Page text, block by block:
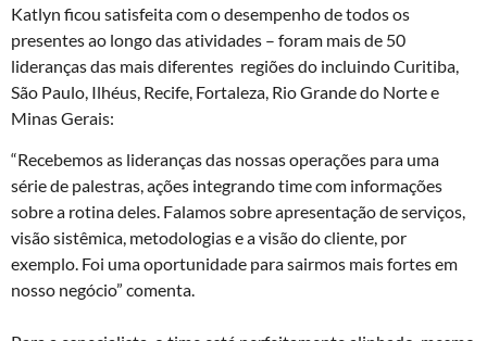
Katlyn ficou satisfeitacom o desempenho de todos os
presentes ao longo das atividades – foram mais de 50
lideranças das mais diferentes regiões do incluindo Curitiba,
São Paulo, Ilhéus, Recife, Fortaleza, Rio Grande do Norte e
Minas Gerais:
“Recebemos as lideranças das nossas operações para uma
série de palestras, ações integrando time com informações
sobre a rotina deles. Falamos sobre apresentação de serviços,
visão sistêmica, metodologias e a visão do cliente, por
exemplo. Foi uma oportunidade para sairmos mais fortes em
nosso negócio” comenta.